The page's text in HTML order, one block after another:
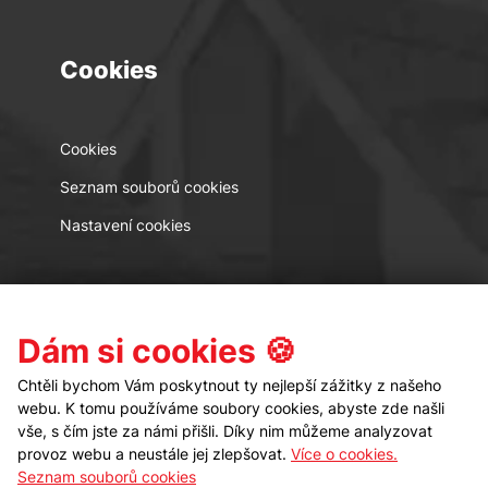
Cookies
Cookies
Seznam souborů cookies
Nastavení cookies
Kontakt Sledujte nás
Dám si cookies 🍪
Chtěli bychom Vám poskytnout ty nejlepší zážitky z našeho
webu. K tomu používáme soubory cookies, abyste zde našli
vše, s čím jste za námi přišli. Díky nim můžeme analyzovat
provoz webu a neustále jej zlepšovat. Více o cookies.
Seznam souborů cookies